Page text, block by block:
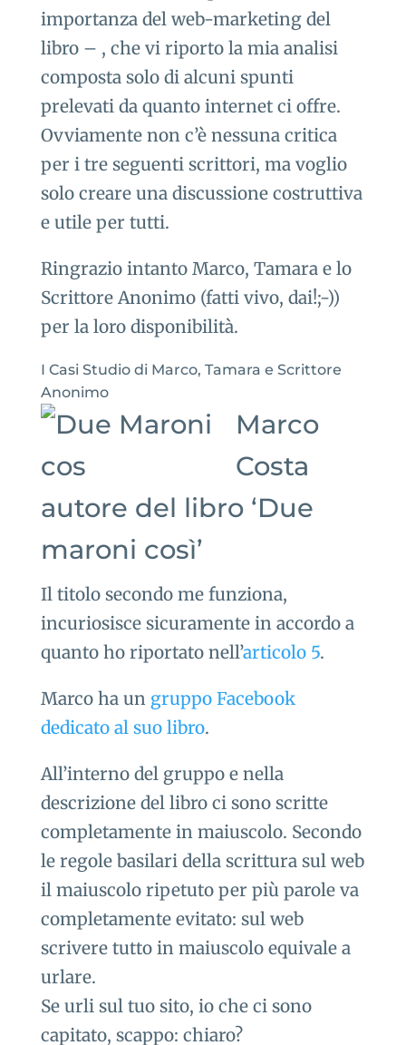
importanza del web-marketing del
libro – , che vi riporto la mia analisi
composta solo di alcuni spunti
prelevati da quanto internet ci offre.
Ovviamente non c’è nessuna critica
per i tre seguenti scrittori, ma voglio
solo creare una discussione costruttiva
e utile per tutti.
Ringrazio intanto Marco, Tamara e lo
Scrittore Anonimo (fatti vivo, dai!;-))
per la loro disponibilità.
I Casi Studio di Marco, Tamara e Scrittore
Anonimo
Marco
Costa
autore del libro ‘Due
maroni così’
Il titolo secondo me funziona,
incuriosisce sicuramente in accordo a
quanto ho riportato nell’articolo 5.
Marco ha un gruppo Facebook
dedicato al suo libro.
All’interno del gruppo e nella
descrizione del libro ci sono scritte
completamente in maiuscolo. Secondo
le regole basilari della scrittura sul web
il maiuscolo ripetuto per più parole va
completamente evitato: sul web
scrivere tutto in maiuscolo equivale a
urlare.
Se urli sul tuo sito, io che ci sono
capitato, scappo: chiaro?